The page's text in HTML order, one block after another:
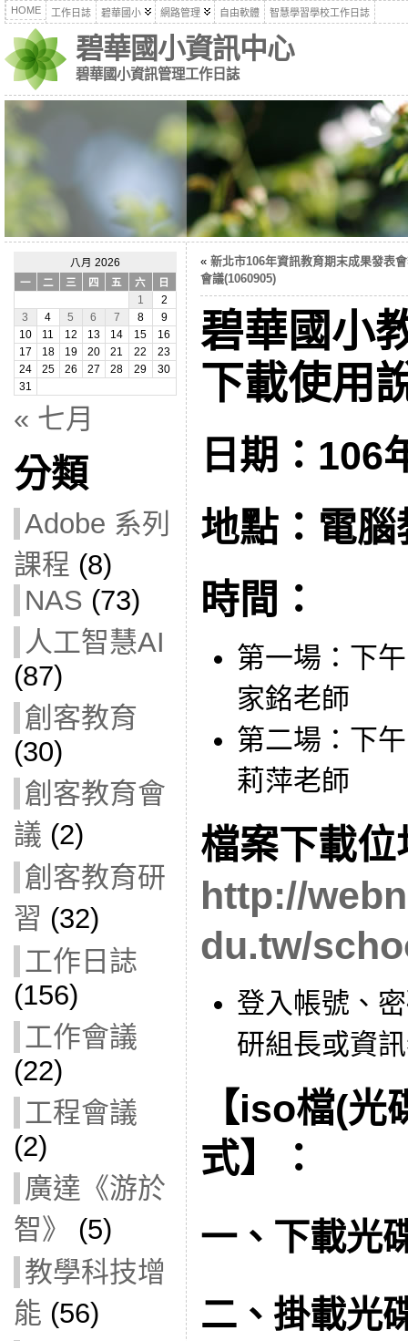
HOME 工作日誌 碧華國小 網路管理 自由軟體 智慧學習學校工作日誌
碧華國小資訊中心
碧華國小資訊管理工作日誌
八月 2026
一
二 三 四 五 六
日
1
2
3
4 5 6 7 8
9
10
11 12 13 14 15
16
17
18 19 20 21 22
23
24
25 26 27 28 29
30
31
« 七月
分類
Adobe 系列
課程 (8)
NAS (73)
人工智慧AI
(87)
創客教育
(30)
創客教育會
議 (2)
創客教育研
習 (32)
工作日誌
(156)
工作會議
(22)
工程會議
(2)
廣達《游於
智》
(5)
教學科技增
能 (56)
« 新北市106年資訊教育期末成果發表
會議(1060905)
碧華國小
下載使用
日期：106
地點：電腦
時間：
第一場：下
家銘老師
第二場：下
莉萍老師
檔案下載位
http://
du.tw/
登入帳號、
研組長或資
【iso檔(
式】：
一、下載光
二、掛載光